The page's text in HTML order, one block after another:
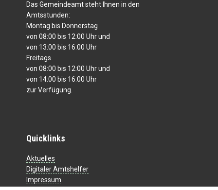
Das Gemeindeamt steht Ihnen in den
Amtsstunden:
Montag bis Donnerstag
von 08:00 bis 12:00 Uhr und
von 13:00 bis 16:00 Uhr
Freitags
von 08:00 bis 12:00 Uhr und
von 14:00 bis 16:00 Uhr
zur Verfügung.
Quicklinks
Aktuelles
Digitaler Amtshelfer
Impressum